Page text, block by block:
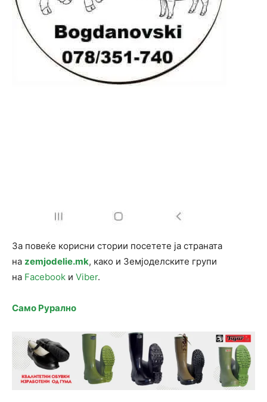
За повеќе корисни стории посетете ја страната
на zemjodelie.mk, како и Земјоделските групи
на Facebook и Viber.
Само Рурално